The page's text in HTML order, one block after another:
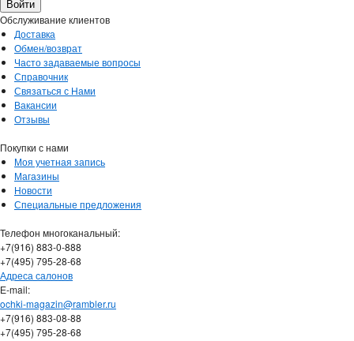
Обслуживание клиентов
Доставка
Обмен/возврат
Часто задаваемые вопросы
Справочник
Связаться с Нами
Вакансии
Отзывы
Покупки с нами
Моя учетная запись
Магазины
Новости
Специальные предложения
Телефон многоканальный:
+7(916) 883-0-888
+7(495) 795-28-68
Адреса салонов
Е-mail:
ochki-magazin@rambler.ru
+7(916) 883-08-88
+7(495) 795-28-68